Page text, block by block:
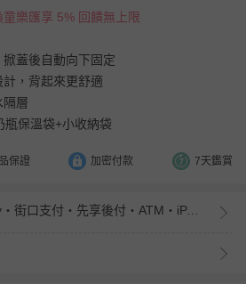
樂匯享 5% 回饋無上限
蓋後自動向下固定
，背起來更舒適
隔層
瓶保溫袋+小收納袋
保證 加密付款 7天鑑賞
信用卡・LINE Pay・街口支付・先享後付・ATM・iPASS MONEY